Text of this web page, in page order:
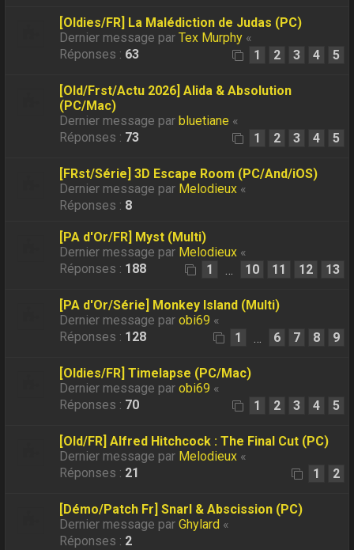
[Oldies/FR] La Malédiction de Judas (PC)
Dernier message parTex Murphy «
Réponses : 63 1 2 3 4 5
[Old/Frst/Actu 2026] Alida & Absolution
(PC/Mac)
Dernier message par bluetiane «
Réponses : 73 1 2 3 4 5
[FRst/Série] 3D Escape Room (PC/And/iOS)
Dernier message par Melodieux «
Réponses : 8
[PA d'Or/FR] Myst (Multi)
Dernier message par Melodieux «
Réponses : 188 1 … 10 11 12 13
[PA d'Or/Série] Monkey Island (Multi)
Dernier message parobi69 «
Réponses : 128 1 … 6 7 8 9
[Oldies/FR] Timelapse (PC/Mac)
Dernier message parobi69 «
Réponses : 70 1 2 3 4 5
[Old/FR] Alfred Hitchcock : The Final Cut (PC)
Dernier message par Melodieux «
Réponses : 21 1 2
[Démo/Patch Fr] Snarl & Abscission (PC)
Dernier message parGhylard «
Réponses : 2